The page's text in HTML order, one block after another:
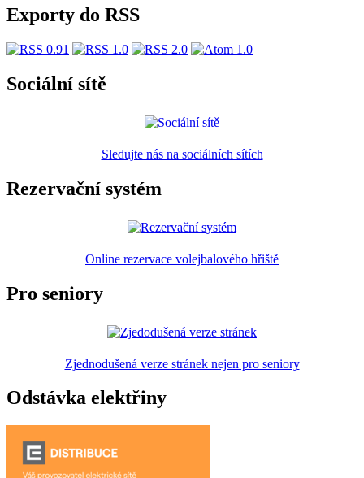
Exporty do RSS
Sociální sítě
Sledujte nás na sociálních sítích
Rezervační systém
Online rezervace volejbalového hřiště
Pro seniory
Zjednodušená verze stránek nejen pro seniory
Odstávka elektřiny